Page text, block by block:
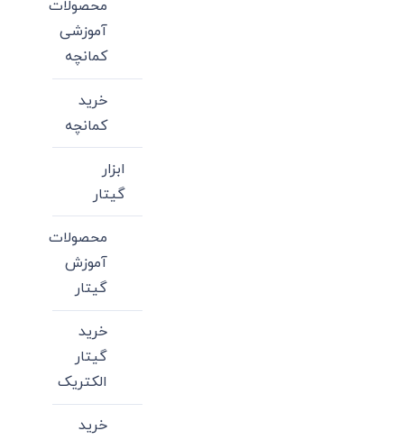
محصولات
آموزشی
کمانچه
خرید
کمانچه
ابزار
گیتار
محصولات
آموزش
گیتار
خرید
گیتار
الکتریک
خرید